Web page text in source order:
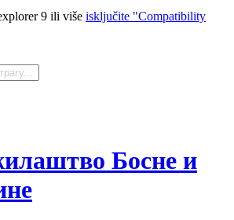
9 ili više isključite "Compatibility
Босне и